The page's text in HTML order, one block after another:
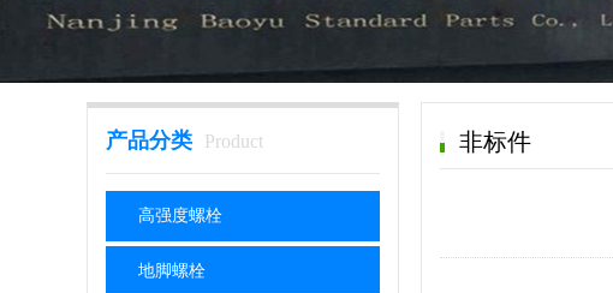
产品分类 Product
高强度螺栓
地脚螺栓
非标件